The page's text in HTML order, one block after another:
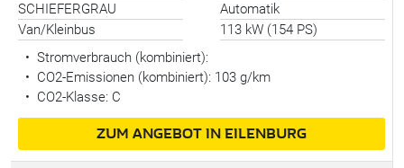
SCHIEFERGRAU
Automatik
Van/Kleinbus
113 kW (154 PS)
• Stromverbrauch (kombiniert):
• CO2-Emissionen (kombiniert): 103 g/km
• CO2-Klasse: C
ZUM ANGEBOT IN EILENBURG